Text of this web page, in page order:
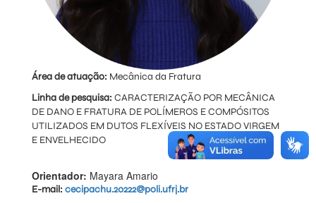
Área de atuação: Mecânica da Fratura
Linha de pesquisa: CARACTERIZAÇÃO POR MECÂNICA
DE DANO E FRATURA DE POLÍMEROS E COMPÓSITOS
UTILIZADOS EM DUTOS FLEXÍVEIS NO ESTADO VIRGEM
E ENVELHECIDO
Orientador: Mayara Amario
E-mail: cecipachu.20222@poli.ufrj.br